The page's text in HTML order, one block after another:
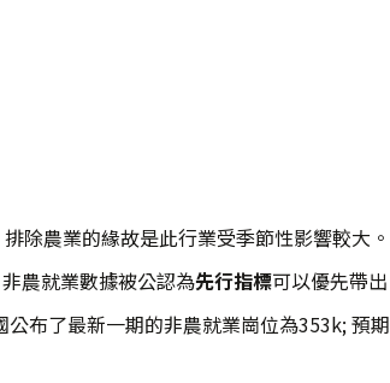
除農業的緣故是此行業受季節性影響較大。
農就業數據被公認為先行指標可以優先帶出
布了最新一期的非農就業崗位為353k; 預期